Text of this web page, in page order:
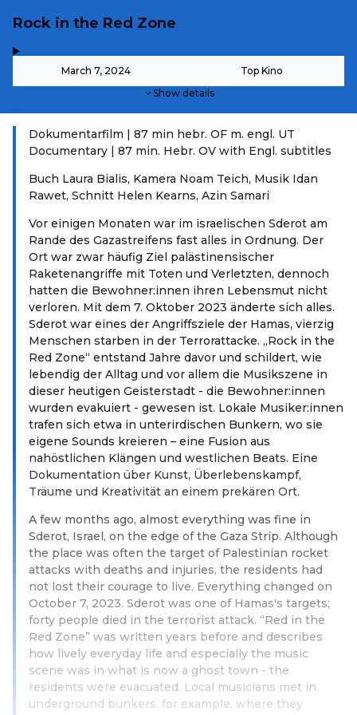
Rock in the Red Zone
March 7, 2024 Top Kino
Show details
Dokumentarfilm | 87 min hebr. OF m. engl. UT
Documentary | 87 min. Hebr. OV with Engl. subtitles
Buch Laura Bialis, Kamera Noam Teich, Musik Idan
Rawet, Schnitt Helen Kearns, Azin Samari
Vor einigen Monaten war im israelischen Sderot am
Rande des Gazastreifens fast alles in Ordnung. Der
Ort war zwar häufig Ziel palästinensischer
Raketenangriffe mit Toten und Verletzten, dennoch
hatten die Bewohner:innen ihren Lebensmut nicht
verloren. Mit dem 7. Oktober 2023 änderte sich alles.
Sderot war eines der Angriffsziele der Hamas, vierzig
Menschen starben in der Terrorattacke. „Rock in the
Red Zone“ entstand Jahre davor und schildert, wie
lebendig der Alltag und vor allem die Musikszene in
dieser heutigen Geisterstadt - die Bewohner:innen
wurden evakuiert - gewesen ist. Lokale Musiker:innen
trafen sich etwa in unterirdischen Bunkern, wo sie
eigene Sounds kreieren – eine Fusion aus
nahöstlichen Klängen und westlichen Beats. Eine
Dokumentation über Kunst, Überlebenskampf,
Träume und Kreativität an einem prekären Ort.
A few months ago, almost everything was fine in
Sderot, Israel, on the edge of the Gaza Strip. Although
the place was often the target of Palestinian rocket
attacks with deaths and injuries, the residents had
not lost their courage to live. Everything changed on
October 7, 2023. Sderot was one of Hamas's targets;
forty people died in the terrorist attack. “Red in the
Red Zone” was written years before and describes
how lively everyday life and especially the music
scene was in what is now a ghost town - the
residents were evacuated. Local musicians met in
underground bunkers, for example, where they